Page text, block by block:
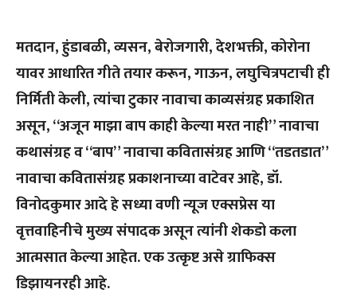
मतदान, हुंडाबळी, व्यसन, बेरोजगारी, देशभक्ती, कोरोना
यावर आधारित गीते तयार करून, गाऊन, लघुचित्रपटाची ही
निर्मिती केली, त्यांचा टुकार नावाचा काव्यसंग्रह प्रकाशित
असून, “अजून माझा बाप काही केल्या मरत नाही” नावाचा
कथासंग्रह व “बाप” नावाचा कवितासंग्रह आणि “तडतडात”
नावाचा कवितासंग्रह प्रकाशनाच्या वाटेवर आहे, डॉ.
विनोदकुमार आदे हे सध्या वणी न्यूज एक्सप्रेस या
वृत्तवाहिनीचे मुख्य संपादक असून त्यांनी शेकडो कला
आत्मसात केल्या आहेत. एक उत्कृष्ट असे ग्राफिक्स
डिझायनरही‌ आहे.